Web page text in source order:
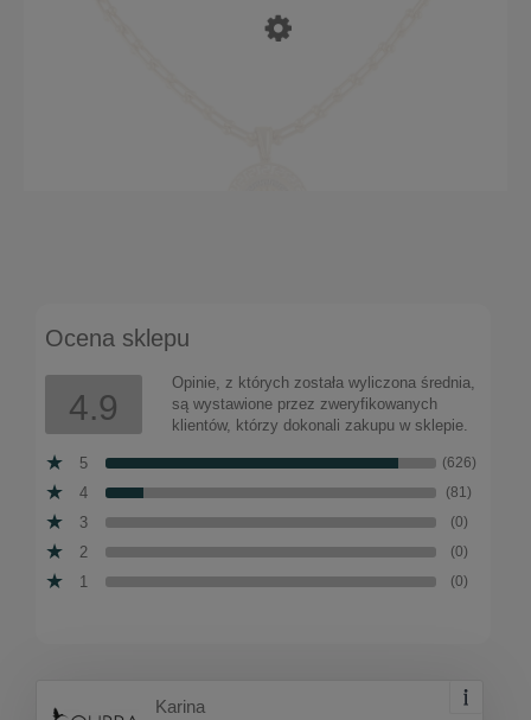
Do koszyka
Ocena sklepu
4.9
Opinie, z których została wyliczona średnia,
są wystawione przez zweryfikowanych
klientów, którzy dokonali zakupu w sklepie.
5 (626)
4 (81)
3 (0)
2 (0)
1 (0)
Karina